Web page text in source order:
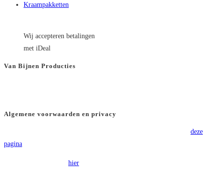
Kraampakketten
Wij accepteren betalingen
met iDeal
Van Bijnen Producties
Algemene voorwaarden en privacy
deze
pagina
hier